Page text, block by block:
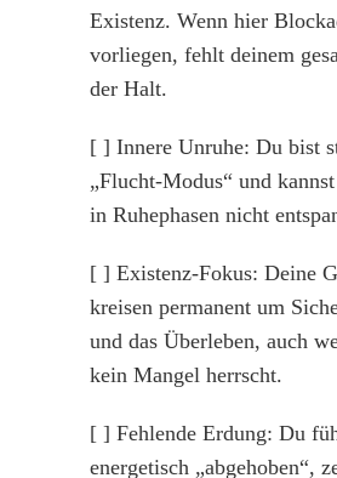
Existenz. Wenn hier
vorliegen, fehlt deinem
der Halt.
[ ] Innere Unruhe: Du bist
„Flucht-Modus“ und
in Ruhephasen nicht
[ ] Existenz-Fokus: Deine
kreisen permanent um
und das Überleben, auch
kein Mangel herrscht.
[ ] Fehlende Erdung: Du
energetisch „abgehoben“,